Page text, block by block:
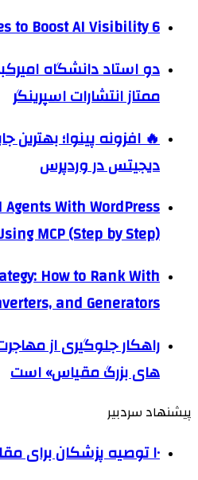
6 Digital PR Strategies to Boost AI Visibility
دو استاد دانشگاه
ممتاز انتشارات اسپرینگر
🔥 افزونه پینوا؛ بهترین
دیجیتس در وردپرس
With WordPress
MCP (Step by Step)
How to Rank With
and Generators
راهکار جلوگیری از
های بزرگ مقیاس» است
پیشنهاد سردبیر
۱۰ توصیه پزشکان برای مقابله با آنفلوانزا